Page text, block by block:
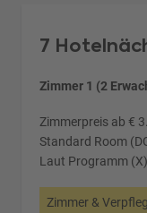
7
Zimmer 1 (2
Zimmerpreis ab €
Standard Room
Laut Programm (X)
Zimmer &